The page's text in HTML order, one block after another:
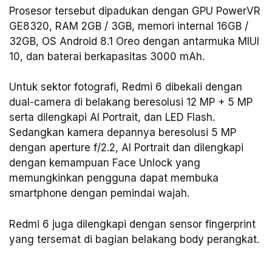
Prosesor tersebut dipadukan dengan GPU PowerVR
GE8320, RAM 2GB / 3GB, memori internal 16GB /
32GB, OS Android 8.1 Oreo dengan antarmuka MIUI
10, dan baterai berkapasitas 3000 mAh.
Untuk sektor fotografi, Redmi 6 dibekali dengan
dual-camera di belakang beresolusi 12 MP + 5 MP
serta dilengkapi AI Portrait, dan LED Flash.
Sedangkan kamera depannya beresolusi 5 MP
dengan aperture f/2.2, AI Portrait dan dilengkapi
dengan kemampuan Face Unlock yang
memungkinkan pengguna dapat membuka
smartphone dengan pemindai wajah.
Redmi 6 juga dilengkapi dengan sensor fingerprint
yang tersemat di bagian belakang body perangkat.